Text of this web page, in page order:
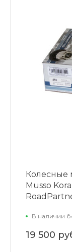
Колесные
Musso
В наличии
19 500